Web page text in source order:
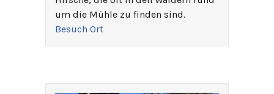
um die Mühle zu finden sind.
Besuch Ort